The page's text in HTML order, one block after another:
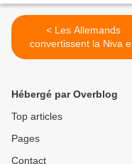
< Les Allemands
convertissent la Niva en
voiture électrique !
Hébergé par Overblog
Top articles
Pages
Contact